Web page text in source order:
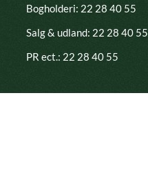
Bogholderi: 22 28 40 55
Salg & udland: 22 28 40 55
PR ect.: 22 28 40 55